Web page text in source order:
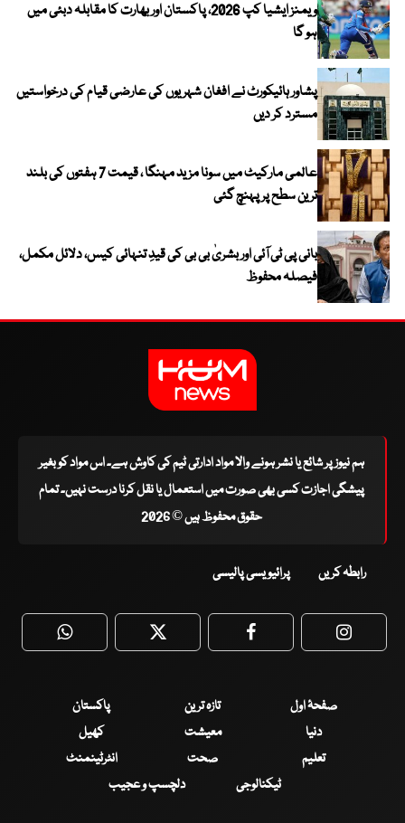
ویمنز ایشیا کپ 2026، پاکستان اور بھارت کا مقابلہ دبئی میں
ہو گا
پشاور ہائیکورٹ نے افغان شہریوں کی عارضی قیام کی درخواستیں
مسترد کر دیں
عالمی مارکیٹ میں سونا مزید مہنگا ، قیمت 7 ہفتوں کی بلند
ترین سطح پر پہنچ گئی
بانی پی ٹی آئی اور بشریٰ بی بی کی قیدِ تنہائی کیس، دلائل مکمل،
فیصلہ محفوظ
ہم نیوز پر شائع یا نشر ہونے والا مواد ادارتی ٹیم کی کاوش ہے۔ اس مواد کو بغیر
پیشگی اجازت کسی بھی صورت میں استعمال یا نقل کرنا درست نہیں۔ تمام
حقوق محفوظ ہیں © 2026
رابطہ کریں پرائیویسی پالیسی
WhatsApp Twitter Facebook
صفحۂ اول تازہ ترین
پاکستان
دنیا
معیشت
کھیل
تعلیم
صحت
انٹرٹینمنٹ
ٹیکنالوجی
دلچسپ و عجیب